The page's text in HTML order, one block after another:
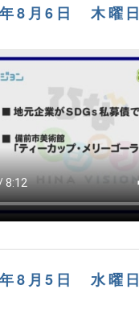
8月6日 木曜日
8月5日 水曜日